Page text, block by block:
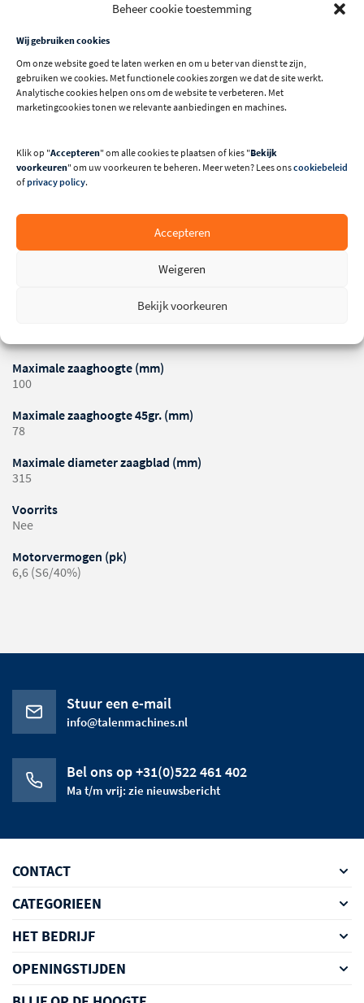
Beheer cookie toestemming
Wij gebruiken cookies
Om onze website goed te laten werken en om u beter van dienst te zijn,
gebruiken we cookies. Met functionele cookies zorgen we dat de site werkt.
Analytische cookies helpen ons om de website te verbeteren. Met
marketingcookies tonen we relevante aanbiedingen en machines.
Klik op "Accepteren" om alle cookies te plaatsen of kies "Bekijk
voorkeuren" om uw voorkeuren te beheren. Meer weten? Lees onscookiebeleid
ofprivacy policy.
Accepteren
Weigeren
Bekijk voorkeuren
Machine is uitgerust met volgende opties:
Bovenhangende zaagbeveiliging
Oplegtafel met afkortgeleider met 2 wegklapbare
aanslagnokken
Technische specificaties
Maximale zaagbreedte (mm)
Maximale zaaghoogte (mm)
100
Maximale zaaghoogte 45gr. (mm)
78
Maximale diameter zaagblad (mm)
315
Voorrits
Nee
Motorvermogen (pk)
6,6 (S6/40%)
Stuur een e-mail
info@talenmachines.nl
Bel ons op +31(0)522 461 402
Ma t/m vrij: zie nieuwsbericht
CONTACT
CATEGORIEEN
HET BEDRIJF
OPENINGSTIJDEN